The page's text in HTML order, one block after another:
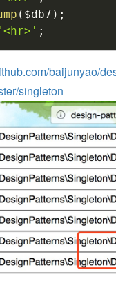
( $db7 ) ;
'<hr>' ;
baijunyao/
singleton